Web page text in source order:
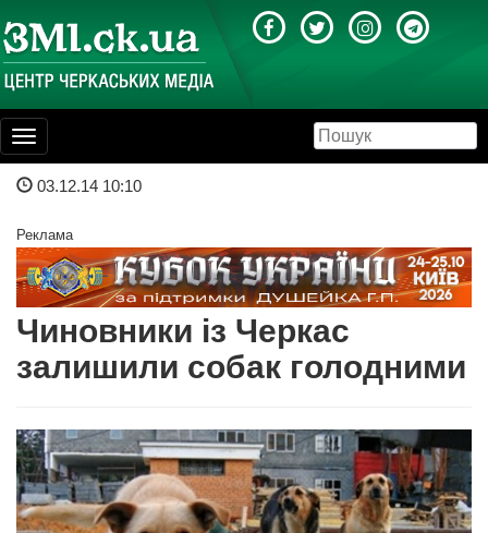
Toggle
navigation
03.12.14 10:10
Реклама
Чиновники із Черкас
залишили собак голодними